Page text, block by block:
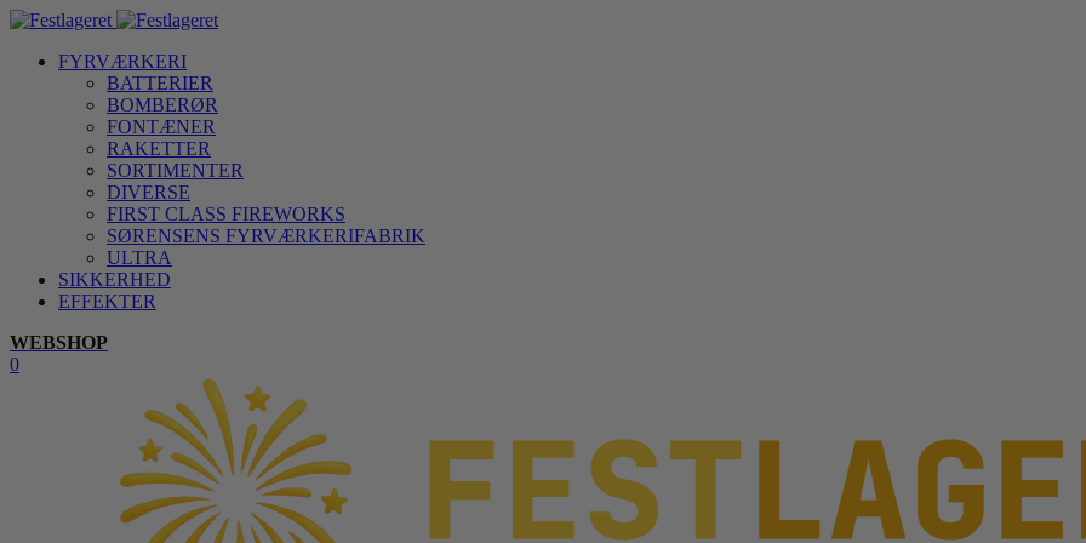
FYRVÆRKERI
BATTERIER
BOMBERØR
FONTÆNER
RAKETTER
SORTIMENTER
DIVERSE
FIRST CLASS FIREWORKS
SØRENSENS FYRVÆRKERIFABRIK
ULTRA
SIKKERHED
EFFEKTER
WEBSHOP
0